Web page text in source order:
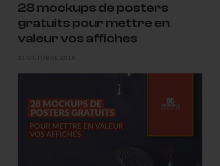
28 mockups de posters
gratuits pour mettre en
valeur vos affiches
31 OCTOBRE 2018